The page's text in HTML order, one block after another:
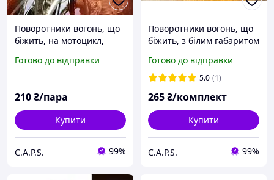
Поворотники вогонь, що
біжить, на мотоцикл,
квадроцикл,
чорного кольру
Готово до відправки
210₴/пара
Купити
C.A.P.S. 99%
Поворотники вогонь, що
біжить, з білим габаритом
скутер, квадроцикл LED
ДИНАМІЧНІ комплект
Готово до відправки
5.0 (1)
265₴/комплект
Купити
C.A.P.S. 99%